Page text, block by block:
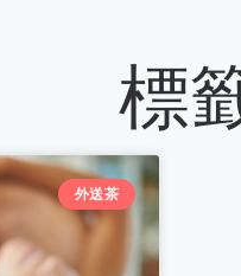
標
外送茶